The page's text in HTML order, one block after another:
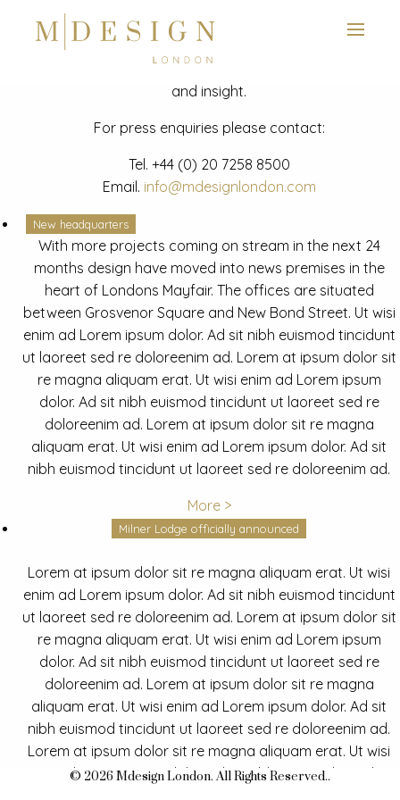
News
Latest mdesign development project and advisory news
and insight.
For press enquiries please contact:
Tel. +44 (0) 20 7258 8500
Email. info@mdesignlondon.com
New headquarters
With more projects coming on stream in the next 24
months design have moved into news premises in the
heart of Londons Mayfair. The offices are situated
between Grosvenor Square and New Bond Street. Ut wisi
enim ad Lorem ipsum dolor. Ad sit nibh euismod tincidunt
ut laoreet sed re doloreenim ad. Lorem at ipsum dolor sit
re magna aliquam erat. Ut wisi enim ad Lorem ipsum
dolor. Ad sit nibh euismod tincidunt ut laoreet sed re
doloreenim ad. Lorem at ipsum dolor sit re magna
aliquam erat. Ut wisi enim ad Lorem ipsum dolor. Ad sit
nibh euismod tincidunt ut laoreet sed re doloreenim ad.
More >
Milner Lodge officially announced
Lorem at ipsum dolor sit re magna aliquam erat. Ut wisi
enim ad Lorem ipsum dolor. Ad sit nibh euismod tincidunt
ut laoreet sed re doloreenim ad. Lorem at ipsum dolor sit
re magna aliquam erat. Ut wisi enim ad Lorem ipsum
dolor. Ad sit nibh euismod tincidunt ut laoreet sed re
doloreenim ad. Lorem at ipsum dolor sit re magna
aliquam erat. Ut wisi enim ad Lorem ipsum dolor. Ad sit
nibh euismod tincidunt ut laoreet sed re doloreenim ad.
Lorem at ipsum dolor sit re magna aliquam erat. Ut wisi
enim ad Lorem ipsum dolor. Ad sit nibh euismod tincidunt
© 2026 Mdesign London. All Rights Reserved..